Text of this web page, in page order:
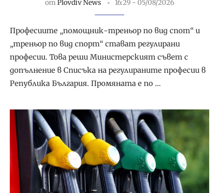
отPlovdiv News 16:29 - 05/08/2026
Професиите „помощник-треньор по вид спот“ и
„треньор по вид спорт“ стават регулирани
професии. Това реши Министерският съвет с
допълнение в Списъка на регулираните професии в
Република България. Промяната е по …